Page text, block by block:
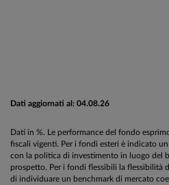
Dati aggiornati al: 04.08.26
Dati in %. Le performance del fondo
fiscali vigenti. Per i fondi esteri è indicato
con la politica di investimento in luogo del
prospetto. Per i fondi flessibili la flessibilità
di individuare un benchmark di mercato